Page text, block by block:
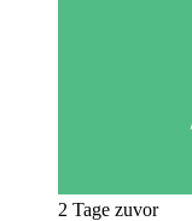
2 Tage zuvor